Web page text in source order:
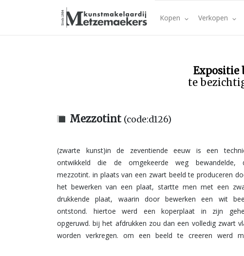
Kopen Verkopen
Expositie
te
Mezzotint (code:d126)
(zwarte kunst)in de zeventiende eeuw is een
ontwikkeld die de omgekeerde weg bewandelde,
mezzotint. in plaats van een zwart beeld te produceren
het bewerken van een plaat, startte men met een
drukkende plaat, waarin door bewerken een wit
ontstond. hiertoe werd een koperplaat in zijn
opgeruwd. bij het afdrukken zou dan een volledig zwart
worden verkregen. om een beeld te creeren werd
dan minder of geen inkt meer aan. deze techniek werd
name toegepast voor het maken van portretten.
het uitzondelijk fluwelen karakter van deze techniek,
hedendaagse kunstenaars dit weer toe. meestal niet om
volledige mezzotint te maken, maar om gedeelten van